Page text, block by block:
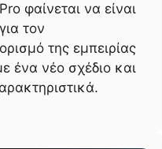
φαίνεται να είναι
τον
της εμπειρίας
ένα νέο σχέδιο και